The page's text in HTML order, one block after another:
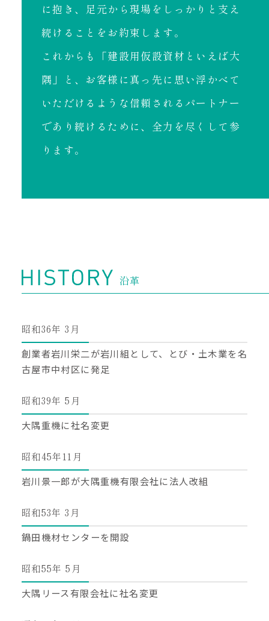
TOP
に抱き、足元から現場をしっかりと支え
続けることをお約束します。
これからも「建設用仮設資材といえば大
隅」と、お客様に真っ先に思い浮かべて
いただけるような信頼されるパートナー
であり続けるために、全力を尽くして参
ります。
沿革
昭和36年 3月
創業者岩川栄二が岩川組として、とび・土木業を名
古屋市中村区に発足
昭和39年 5月
大隅重機に社名変更
昭和45年11月
岩川景一郎が大隅重機有限会社に法人改組
昭和53年 3月
鍋田機材センターを開設
昭和55年 5月
大隅リース有限会社に社名変更